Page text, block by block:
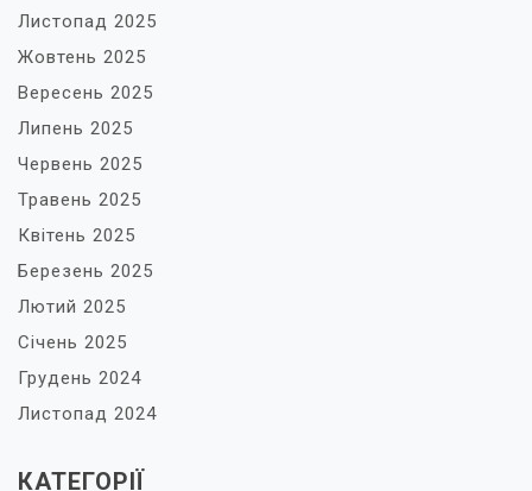
Листопад 2025
Жовтень 2025
Вересень 2025
Липень 2025
Червень 2025
Травень 2025
Квітень 2025
Березень 2025
Лютий 2025
Січень 2025
Грудень 2024
Листопад 2024
КАТЕГОРІЇ